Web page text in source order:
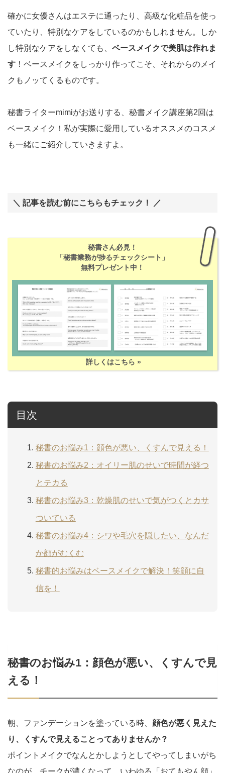
確かに女優さんはエステに通ったり、高級な化粧品を使っ
ていたり、特別なケアをしているのかもしれません。しか
し特別なケアをしなくても、 ベースメイクで美肌は作れま
す ！ベースメイクをしっかり作ってこそ、それからのメイ
クもノッてくるものです。
秘書ライターmimiがお送りする、秘書メイク講座第2回は
ベースメイク！私が実際に愛用しているオススメのコスメ
も一緒にご紹介していきますよ。
＼ 記事を読む前にこちらもチェック！ ／
秘書さん必見！
「秘書業務が捗るチェックシート」
無料プレゼント中！
詳しくはこちら »
目次
秘書のお悩み1：顔色が悪い、くすんで見える！
秘書のお悩み2：オイリー肌のせいで時間が経つ
とテカる
秘書のお悩み3：乾燥肌のせいで気がつくとカサ
ついている
秘書のお悩み4：シワや毛穴を隠したい、なんだ
か顔がむくむ
秘書的お悩みはベースメイクで解決！笑顔に自
信を！
秘書のお悩み1：顔色が悪い、くすんで見
える！
朝、ファンデーションを塗っている時、 顔色が悪く見えた
り、くすんで見えることってありませんか？
ポイントメイクでなんとかしようとしてやってしまいがち